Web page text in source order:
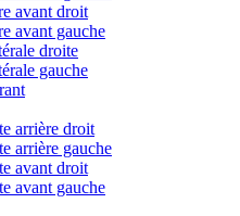
avant droit
avant gauche
droite
gauche
arrière droit
arrière gauche
avant droit
avant gauche